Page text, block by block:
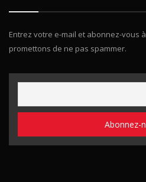
Entrez votre e-mail et abonnez-vous
promettons de ne pas spammer.